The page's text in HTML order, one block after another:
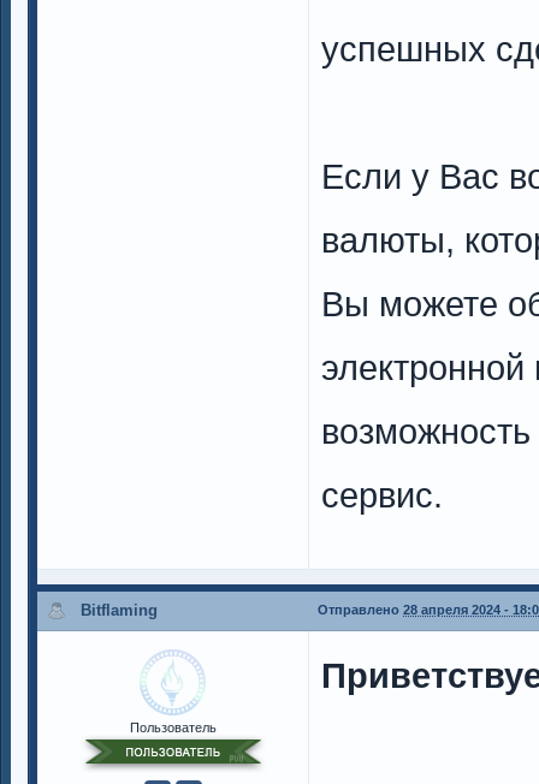
успешных
Если у Вас
валюты,
Вы можете
сервис.
Bitflaming Отправлено 28 апреля 2024 -
Пользователь